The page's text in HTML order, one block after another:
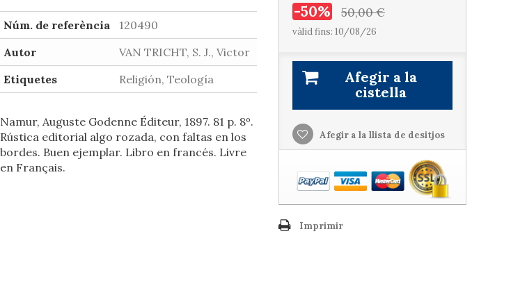
Núm. de referència
120490
Autor
VAN TRICHT, S. J., Victor
Etiquetes
Religión, Teología
Namur, Auguste Godenne Éditeur, 1897. 81 p. 8º.
Rústica editorial algo rozada, con faltas en los
bordes. Buen ejemplar. Libro en francés. Livre
en Français.
-50% 50,00 €
vàlid fins: 10/08/26
Afegir a la
cistella
Afegir a la llista de desitjos
Imprimir